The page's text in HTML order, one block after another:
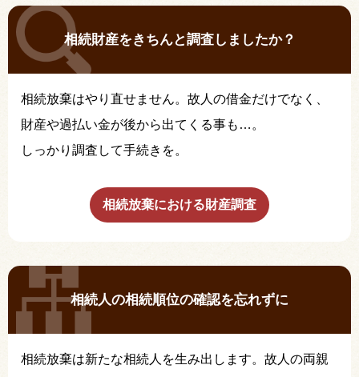
相続財産をきちんと調査しましたか？
相続放棄はやり直せません。故人の借金だけでなく、
財産や過払い金が後から出てくる事も…。
しっかり調査して手続きを。
相続放棄における財産調査
相続人の相続順位の確認を忘れずに
相続放棄は新たな相続人を生み出します。故人の両親